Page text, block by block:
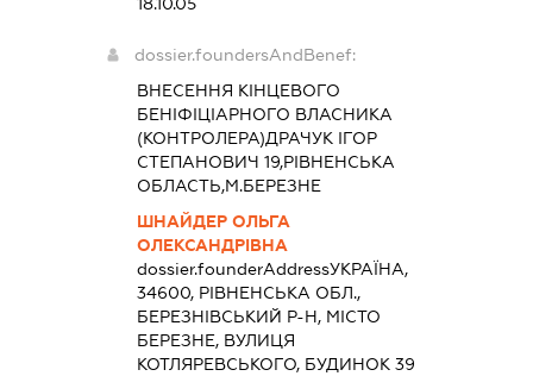
dossier.foundersAndBenef:
ВНЕСЕННЯ КІНЦЕВОГО
БЕНІФІЦІАРНОГО ВЛАСНИКА
(КОНТРОЛЕРА)ДРАЧУК ІГОР
СТЕПАНОВИЧ 19,РІВНЕНСЬКА
ОБЛАСТЬ,М.БЕРЕЗНЕ
ШНАЙДЕР ОЛЬГА
ОЛЕКСАНДРІВНА
dossier.founderAddressУКРАЇНА,
34600, РІВНЕНСЬКА ОБЛ.,
БЕРЕЗНІВСЬКИЙ Р-Н, МІСТО
БЕРЕЗНЕ, ВУЛИЦЯ
КОТЛЯРЕВСЬКОГО, БУДИНОК 39